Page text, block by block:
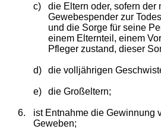
c)
die Eltern oder, sofern der
Gewebespender zur
und die Sorge für seine
einem Elternteil, einem
Pfleger zustand, dieser
d) die volljährigen
e) die Großeltern;
6.
ist Entnahme die Gewinnung
Geweben;